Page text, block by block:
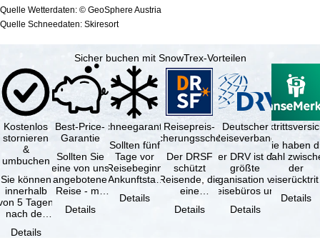
Quelle Wetterdaten: © GeoSphere Austria
Quelle Schneedaten: Skiresort
Sicher buchen mit SnowTrex-Vorteilen
Kostenlos
stornieren
&
umbuchen
Sie können
innerhalb
5 Tagen
nach der
kostenfrei
Details
Best-Price-
Garantie
Sollten Sie
eine von uns
angebotene
Reise - mit
Leistung und
Details
Schneegarantie
Sollten fünf
Tage vor
Reisebeginn
(Ankunftstag)
aufgrund von
Schneemangel
Details
Reisepreis-
Sicherungsschein
Der DRSF
schützt
Reisende, die
eine
oder
Details
Deutscher
Reiseverband
Der DRV ist die
größte
Organisation von
Reisebüros und
Reiseveranstaltern
in …
Details
Sie haben
Wahl
der
(inklusive
Details